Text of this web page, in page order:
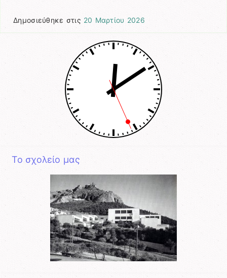
Δημοσιεύθηκε στις 20 Μαρτίου 2026
Το σχολείο μας